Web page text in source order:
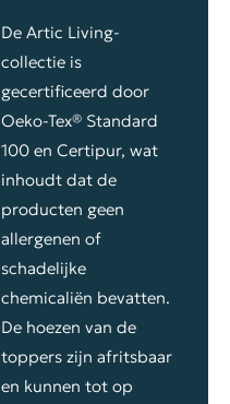
De Artic Living-
collectie is
gecertificeerd door
Oeko-Tex® Standard
100 en Certipur, wat
inhoudt dat de
producten geen
allergenen of
schadelijke
chemicaliën bevatten.
De hoezen van de
toppers zijn afritsbaar
en kunnen tot op